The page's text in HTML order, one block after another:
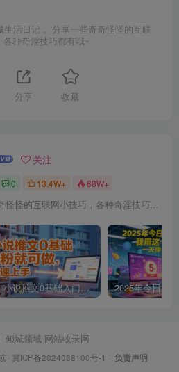
活日记 。分享一些奇奇怪怪的互联
各种奇淫技巧都有哦~
分享 收藏
关注
0 13.4W+ 68W+
分享一些奇奇怪怪的互联网小技巧，各种奇淫技巧都在本站。
小说推文0基础入门教程，0粉就可做，快速上手
倾城领域 网站收录网
· 冀ICP备2024088100号-1 · 负责声明